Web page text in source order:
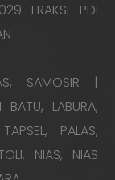
FRAKSI PDI
SAMOSIR |
BATU, LABURA,
PALAS,
NIAS, NIAS